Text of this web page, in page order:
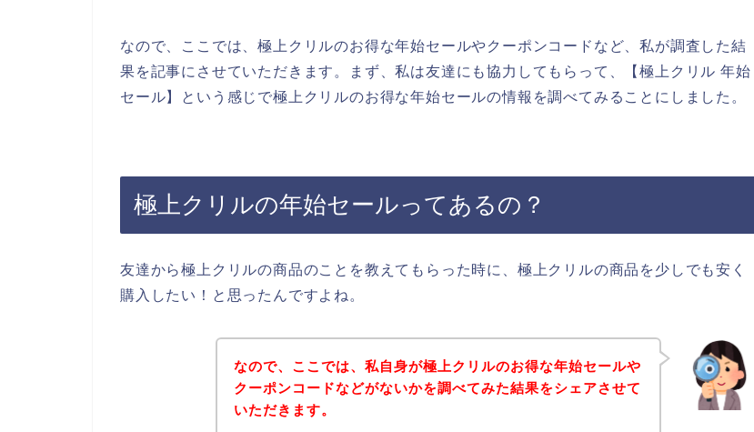
なので、ここでは、極上クリルのお得な年始セールやクーポンコードなど、私が調査した結
果を記事にさせていただきます。まず、私は友達にも協力してもらって、【極上クリル 年始
セール】という感じで極上クリルのお得な年始セールの情報を調べてみることにしました。
極上クリルの年始セールってあるの？
友達から極上クリルの商品のことを教えてもらった時に、極上クリルの商品を少しでも安く
購入したい！と思ったんですよね。
なので、ここでは、私自身が極上クリルのお得な年始セールや
クーポンコードなどがないかを調べてみた結果をシェアさせて
いただきます。